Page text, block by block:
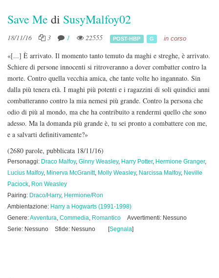
Save Me di SusyMalfoy02
18/11/16 3 1 22555 POST-HBP G in corso
«[...] È arrivato. Il momento tanto temuto da maghi e streghe, è arrivato.
Schiere di persone innocenti si ritroveranno a dover combatter contro la
morte. Contro quella vecchia amica, che tante volte ho ingannato. Sin
dalla più tenera età. I maghi più potenti e i ragazzini di soli quindici anni
combatteranno contro la mia nemesi più grande. Contro la persona che
odio di più al mondo, ma che ha contribuito a rendermi quello che sono
adesso. Ma la domanda più grande è, tu sei pronto a combattere con me,
e a salvarti definitivamente?»
(2680 parole, pubblicata 18/11/16)
Personaggi: Draco Malfoy, Ginny Weasley, Harry Potter, Hermione Granger,
Lucius Malfoy, Minerva McGranitt, Molly Weasley, Narcissa Malfoy, Neville
Paciock, Ron Weasley
Pairing: Draco/Harry, Hermione/Ron
Ambientazione: Harry a Hogwarts (1991-1998)
Genere:Avventura, Commedia, Romantico
Avvertimenti: Nessuno
Serie: Nessuno
Sfide: Nessuno [Segnala]